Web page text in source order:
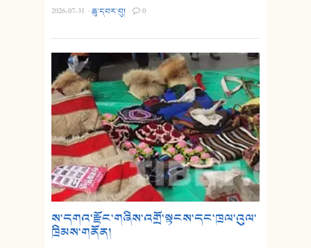
2026-07-31 ·ཆུ་དབར་བུ། · 0
ས་དགའ་རྫོང་གཞིས་འགྲོ་སྟངས་དང་ཁྲལ་འུལ་
ཁྲིམས་གནོན།